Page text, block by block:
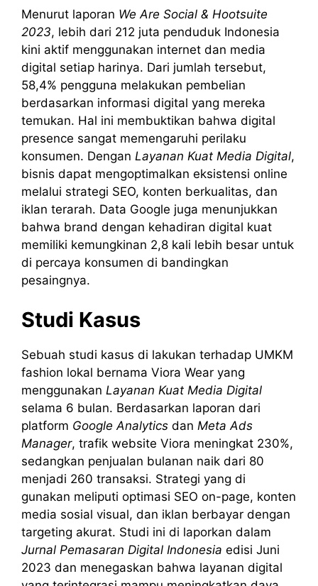
Menurut laporan We Are Social & Hootsuite
2023, lebih dari 212 juta penduduk Indonesia
kini aktif menggunakan internet dan media
digital setiap harinya. Dari jumlah tersebut,
58,4% pengguna melakukan pembelian
berdasarkan informasi digital yang mereka
temukan. Hal ini membuktikan bahwa digital
presence sangat memengaruhi perilaku
konsumen. Dengan Layanan Kuat Media Digital,
bisnis dapat mengoptimalkan eksistensi online
melalui strategi SEO, konten berkualitas, dan
iklan terarah. Data Google juga menunjukkan
bahwa brand dengan kehadiran digital kuat
memiliki kemungkinan 2,8 kali lebih besar untuk
di percaya konsumen di bandingkan
pesaingnya.
Studi Kasus
Sebuah studi kasus di lakukan terhadap UMKM
fashion lokal bernama Viora Wear yang
menggunakan Layanan Kuat Media Digital
selama 6 bulan. Berdasarkan laporan dari
platform Google Analytics dan Meta Ads
Manager, trafik website Viora meningkat 230%,
sedangkan penjualan bulanan naik dari 80
menjadi 260 transaksi. Strategi yang di
gunakan meliputi optimasi SEO on-page, konten
media sosial visual, dan iklan berbayar dengan
targeting akurat. Studi ini di laporkan dalam
Jurnal Pemasaran Digital Indonesia edisi Juni
2023 dan menegaskan bahwa layanan digital